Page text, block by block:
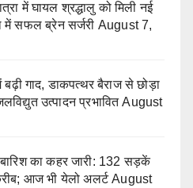
में घायल श्रद्धालु को मिली नई
में सफल ब्रेन सर्जरी August 7,
गाद, डाकपत्थर बैराज से छोड़ा
उत्पादन प्रभावित August
का कहर जारी: 132 सड़कें
आज भी येलो अलर्ट August